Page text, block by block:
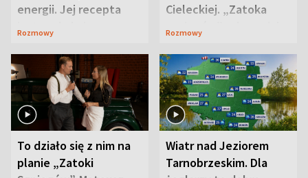
energii. Jej recepta
jest zaskakująco
Rozmowy
Cieleckiej. „Zatoka
szpiegów” od razu ich
Rozmowy
To działo się z nim na
planie „Zatoki
Wiatr nad Jeziorem
Tarnobrzeskim. Dla